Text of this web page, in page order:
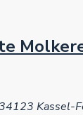
Kassel-